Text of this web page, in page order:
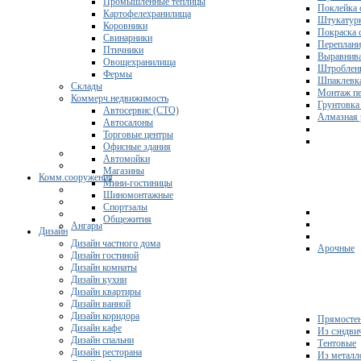
Поклейка
Покраска
Монтаж
Грунтовка
Алмазная
Комм.сооружения
Ангары
Арочные
Из
Тентовые
Из
Картофелехранилища
Коровники
Свинарники
Птичники
Овощехранилища
Фермы
Склады
Коммерч.недвижимость
Автосервис (СТО)
Автосалоны
Торговые центры
Офисные здания
Автомойки
Магазины
Мини-гостиницы
Шиномонтажные
Спортзалы
Общежития
Дизайн
Дизайн частного дома
Дизайн гостиной
Дизайн комнаты
Дизайн кухни
Дизайн квартиры
Дизайн ванной
Дизайн коридора
Дизайн кафе
Дизайн спальни
Дизайн ресторана